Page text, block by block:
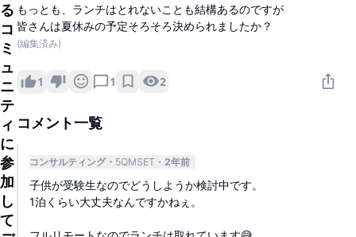
る
コ
ミ
ュ
ニ
テ
ィ
に
参
加
し
て
もっとも、ランチはとれないことも結構あるのですが
皆さんは夏休みの予定そろそろ決められましたか？
(編集済み)
1 1 2
コメント一覧
コンサルティング 5QMSET 2年前
子供が受験生なのでどうしようか検討中です。
1泊くらい大丈夫なんですかねぇ。